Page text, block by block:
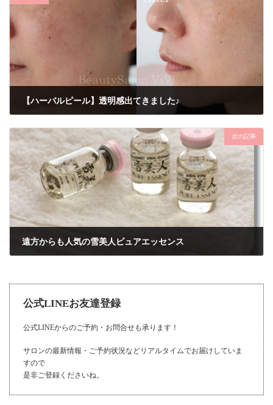
【ハーバルピール】透明感出てきました♪
次の記事
遠方からも人気の雪美人ピュアエッセンス
公式LINEお友達登録
公式LINEからのご予約・お問合せも承ります！
サロンの最新情報・ご予約状況などリアルタイムでお届けしていま
すので
是非ご登録くださいね。